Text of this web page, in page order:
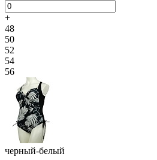
+
48
50
52
54
56
черный-белый